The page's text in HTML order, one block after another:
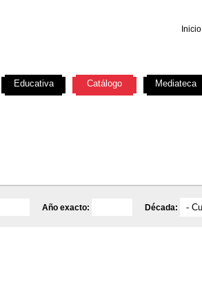
Inicio
Año exacto: Década:
Educativa Catálogo Mediateca